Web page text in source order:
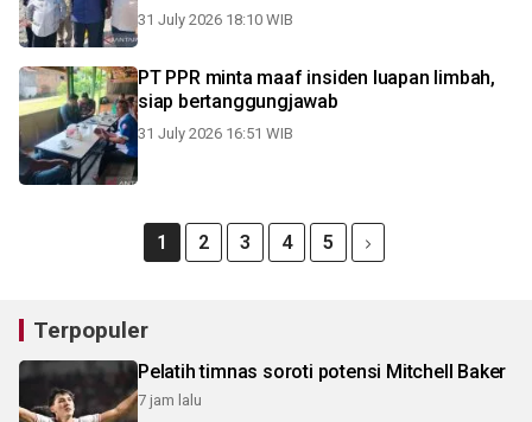
31 July 2026 18:10 WIB
PT PPR minta maaf insiden luapan limbah,
siap bertanggungjawab
31 July 2026 16:51 WIB
1 2 3 4 5
Terpopuler
Pelatih timnas soroti potensi Mitchell Baker
7 jam lalu